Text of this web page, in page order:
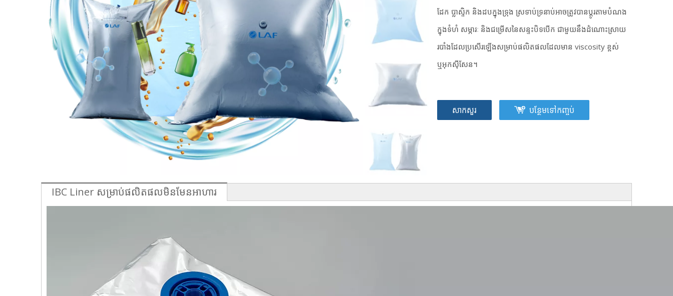
ដែក ប្លាស្ទិក និងដបក្នុងទ្រុង ស្រទាប់ទ្រនាប់អាចត្រូវបានប្ដូរតាមបំណង
ក្នុងទំហំ សម្ភារៈ និងជម្រើសនៃសន្ទះបិទបើក ជាមួយនឹងដំណោះស្រាយ
របាំងដែលប្រសើរឡើងសម្រាប់ផលិតផលដែលមាន viscosity ខ្ពស់
ឬអុកស៊ីសែន។
សាកសួរ បន្ថែមទៅកញ្ចប់
IBC Liner សម្រាប់ផលិតផលមិនមែនអាហារ